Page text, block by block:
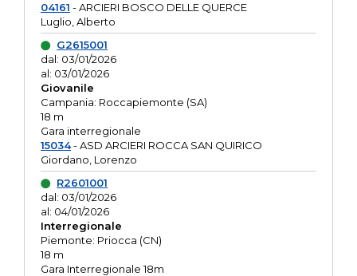
04161 - ARCIERI BOSCO DELLE QUERCE
Luglio, Alberto
G2615001
dal: 03/01/2026
al: 03/01/2026
Giovanile
Campania: Roccapiemonte (SA)
18 m
Gara interregionale
15034- ASD ARCIERI ROCCA SAN QUIRICO
Giordano, Lorenzo
R2601001
dal: 03/01/2026
al: 04/01/2026
Interregionale
Piemonte: Priocca (CN)
18 m
Gara Interregionale 18m